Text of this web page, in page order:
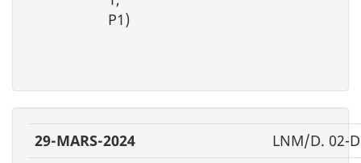
P1)
29-MARS-2024
LNM/D. 02-